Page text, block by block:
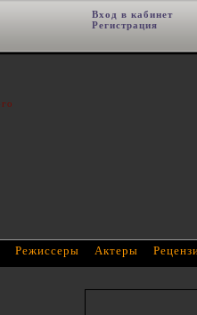
Режиссеры Актеры
Вход в кабинет
Регистрация